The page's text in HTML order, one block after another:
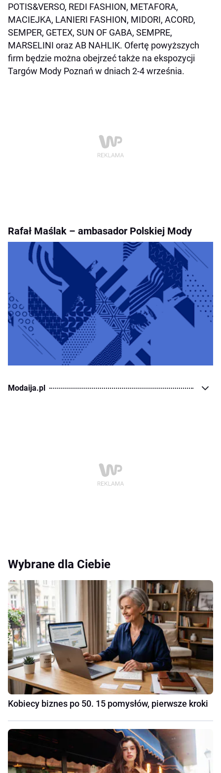
POTIS&VERSO, REDI FASHION, METAFORA,
MACIEJKA, LANIERI FASHION, MIDORI, ACORD,
SEMPER, GETEX, SUN OF GABA, SEMPRE,
MARSELINI oraz AB NAHLIK. Ofertę powyższych
firm będzie można obejrzeć także na ekspozycji
Targów Mody Poznań w dniach 2-4 września.
Rafał Maślak – ambasador Polskiej Mody
Modaija.pl
Wybrane dla Ciebie
Kobiecy biznes po 50. 15 pomysłów, pierwsze kroki